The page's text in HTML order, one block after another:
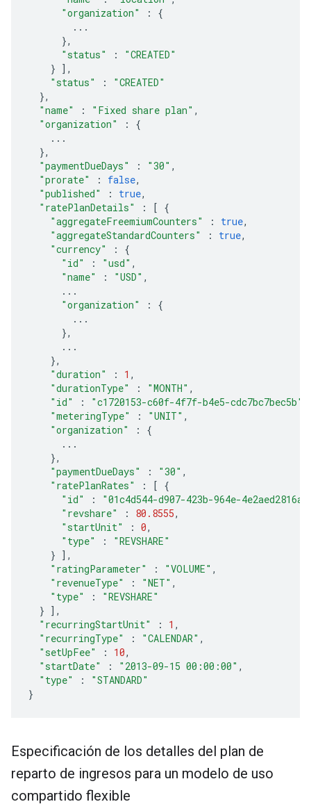
"organization"
:
{
...
},
"status"
:
"CREATED"
} ],
"status"
:
"CREATED"
},
"name"
: "Fixed share plan" ,
"organization"
:
{
...
},
"paymentDueDays"
: "30" ,
"prorate"
: false,
"published"
: true,
"ratePlanDetails"
: [ {
"aggregateFreemiumCounters"
: true,
"aggregateStandardCounters"
: true,
"currency"
:
{
"id"
: "usd" ,
"name"
: "USD" ,
...
"organization"
:
{
...
},
...
},
"duration"
: 1 ,
"durationType"
: "MONTH" ,
"id"
: "c1720153-c60f-4f7f-b4e5-cdc7bc7bec5b"
"meteringType"
: "UNIT" ,
"organization"
:
{
...
},
"paymentDueDays"
: "30" ,
"ratePlanRates"
: [ {
"id"
:
"01c4d544-d907-423b-964e-
"revshare"
: 80.8555,
"startUnit"
: 0,
"type"
:
"REVSHARE"
} ],
"ratingParameter"
: "VOLUME" ,
"revenueType"
: "NET" ,
"type"
:
"REVSHARE"
} ],
"recurringStartUnit"
: 1 ,
"recurringType"
: "CALENDAR" ,
"setUpFee"
: 10,
"startDate"
: "2013-09-15 00:00:00" ,
"type"
:
"STANDARD"
}
Especificación de los detalles del plan de
reparto de ingresos para un modelo de uso
compartido flexible